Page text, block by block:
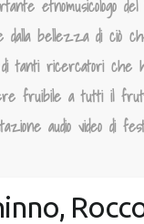
etnomusicologo
bellezza di ciò
tanti ricercatori che
fruibile a tutti il frutto
audio video di